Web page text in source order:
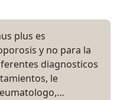
plus es
y no para la
diagnosticos
le